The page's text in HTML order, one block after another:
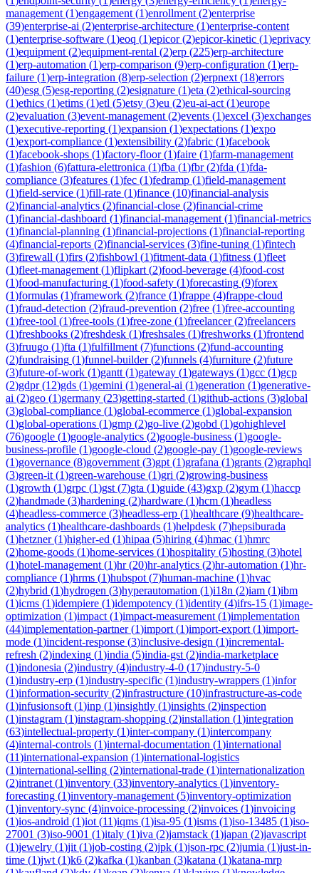
management (1)engagement (1)enrollment (2)enterprise
(39)enterprise-ai (2)enterprise-architecture (1)enterprise-content
(1)enterprise-software (1)eoq (1)epicor(2)epicor-kinetic (1)eprivacy
(1)equipment (2)equipment-rental (2)erp (225)erp-architecture
(1)erp-automation (1)erp-comparison (9)erp-configuration (1)erp-
failure (1)erp-integration (8)erp-selection (2)erpnext (18)errors
(40)esg (5)esg-reporting (2)esignature (1)eta (2)ethical-sourcing
(1)ethics (1)etims (1)etl (5)etsy (3)eu (2)eu-ai-act (1)europe
(2)evaluation (3)event-management (2)events (1)excel (3)exchanges
(1)executive-reporting (1)expansion (1)expectations (1)expo
(1)export-compliance (1)extensibility (2)fabric (1)facebook
(1)facebook-shops (1)factory-floor(1)faire (1)farm-management
(1)fashion (6)fattura-elettronica (1)fba (1)fbr(2)fda (1)fda-
compliance (3)features (1)fec (1)fedramp (1)field-management
(1)field-service (1)fill-rate (1)finance (10)financial-analysis
(2)financial-analytics (2)financial-close (2)financial-crime
(1)financial-dashboard (1)financial-management (1)financial-metrics
(1)financial-planning (1)financial-projections (1)financial-reporting
(4)financial-reports (2)financial-services (3)fine-tuning (1)fintech
(3)firewall (1)firs (2)fishbowl (1)fitment-data (1)fitness (1)fleet
(1)fleet-management (1)flipkart (2)food-beverage (4)food-cost
(1)food-manufacturing (1)food-safety (1)forecasting (9)forex
(1)formulas (1)framework (2)france (1)frappe (4)frappe-cloud
(1)fraud-detection (2)fraud-prevention (2)free (1)free-accounting
(1)free-tool (1)free-tools (1)free-zone (1)freelancer(2)freelancers
(1)freshbooks (2)freshdesk (1)freshsales (1)freshworks (1)frontend
(3)fruugo (1)fta (1)fulfillment (7)functions (2)fund-accounting
(2)fundraising (1)funnel-builder(2)funnels (4)furniture (2)future
(3)future-of-work (1)gantt (1)gateway (1)gateways (1)gcc (1)gcp
(2)gdpr(12)gds (1)gemini (1)general-ai (1)generation (1)generative-
ai (2)geo (1)germany (23)getting-started (1)github-actions (3)global
(3)global-compliance (1)global-ecommerce (1)global-expansion
(1)global-operations (1)gmp (2)go-live (2)gobd (1)gohighlevel
(76)google (1)google-analytics (2)google-business (1)google-
business-profile (1)google-cloud (2)google-pay (1)google-reviews
(1)governance (8)government (3)gpt (1)grafana (1)grants (2)graphql
(3)green-it (1)green-warehouse (1)gri (2)growing-business
(1)growth (1)grpc (1)gst (7)gta (1)guide (43)gxp (2)gym (1)haccp
(2)handmade (3)hardening (2)hardware (1)hcm (1)headless
(4)headless-commerce (3)headless-erp (1)healthcare (9)healthcare-
analytics (1)healthcare-dashboards (1)helpdesk (7)hepsiburada
(1)hetzner(1)higher-ed (1)hipaa (5)hiring (4)hmac (1)hmrc
(2)home-goods (1)home-services (1)hospitality (5)hosting (3)hotel
(1)hotel-management (1)hr(20)hr-analytics (2)hr-automation (1)hr-
compliance (1)hrms (1)hubspot (7)human-machine (1)hvac
(2)hybrid (1)hydrogen (3)hyperautomation (1)i18n (2)iam (1)ibm
(1)icms (1)idempiere (1)idempotency (1)identity (4)ifrs-15 (1)image-
optimization (1)impact (1)impact-measurement (1)implementation
(44)implementation-partner(1)import (1)import-export (1)import-
mode (1)incident-response (3)inclusive-design (1)incremental-
refresh (2)indexing (1)india (5)india-gst (2)india-marketplace
(1)indonesia (2)industry (4)industry-4-0 (17)industry-5-0
(1)industry-erp (1)industry-specific (1)industry-wrappers (1)infor
(1)information-security (2)infrastructure (10)infrastructure-as-code
(1)infusionsoft (1)inp (1)insightly (1)insights (2)inspection
(1)instagram (1)instagram-shopping (2)installation (1)integration
(63)intellectual-property (1)inter-company (1)intercompany
(4)internal-controls (1)internal-documentation (1)international
(11)international-expansion (1)international-logistics
(1)international-selling (2)international-trade (1)internationalization
(2)intranet (1)inventory (33)inventory-analytics (1)inventory-
forecasting (1)inventory-management (5)inventory-optimization
(1)inventory-sync (4)invoice-processing (2)invoices (1)invoicing
(1)ios-android (1)iot (11)iqms (1)isa-95 (1)isms (1)iso-13485 (1)iso-
27001 (3)iso-9001 (1)italy (1)iva (2)jamstack (1)japan (2)javascript
(1)jewelry (1)jit (1)job-costing (2)jpk (1)json-rpc (2)jumia (1)just-in-
time (1)jwt (1)k6 (2)kafka (1)kanban (3)katana (1)katana-mrp